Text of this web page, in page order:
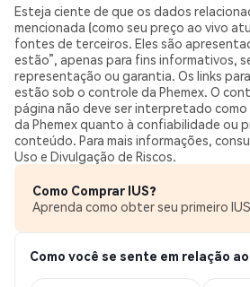
Esteja ciente de que os dados
mencionada (como seu preço ao vivo
fontes de terceiros. Eles são
estão”, apenas para fins informativos,
representação ou garantia. Os links
estão sob o controle da Phemex. O
página não deve ser interpretado
da Phemex quanto à confiabilidade ou
conteúdo. Para mais informações,
Uso e Divulgação de Riscos.
Como Comprar IUS?
Aprenda como obter seu primeiro
Como você se sente em relação